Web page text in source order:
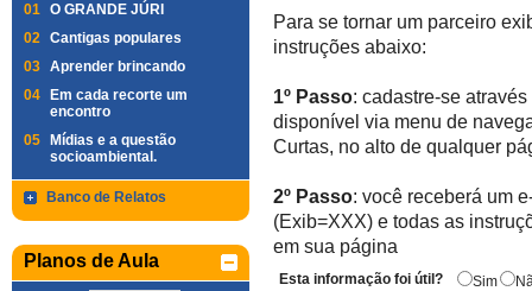
01 O GRANDE JÚRI
02 Cantigas populares
03 Aprender brincando
04
Em cada recorte um
encontro
05
Mídias e a questão
socioambiental.
Banco de Relatos
Planos de Aula
Para se tornar um parceiro
instruções abaixo:
1º Passo: cadastre-se
disponível via menu de
Curtas, no alto de qualquer
2º Passo: você receberá um
(Exib=XXX) e todas as
em sua página
Esta informação foi útil? Sim